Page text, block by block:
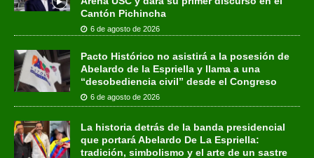
Cantón Pichincha
6 de agosto de 2026
Pacto Histórico no asistirá a la posesión de
Abelardo de la Espriella y llama a una
“desobediencia civil” desde el Congreso
6 de agosto de 2026
La historia detrás de la banda presidencial
que portará Abelardo De La Espriella:
tradición, simbolismo y el arte de un sastre